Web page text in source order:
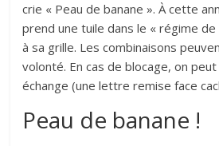
crie « Peau de banane ». À cette
prend une tuile dans le « régime de
à sa grille. Les combinaisons
volonté. En cas de blocage, on
échange (une lettre remise face
Peau de banane !